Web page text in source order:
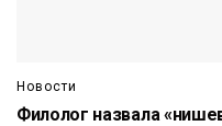
Новости
Филолог назвала